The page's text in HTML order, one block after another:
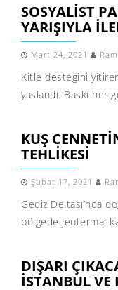
SOSYALIST
YARIŞIYLA
Mart 24, 2021
Kitle desteğini
yaslandı. Baskı her
KUŞ
TEHLIKESI
Şubat 17, 2021
Gediz Deltası’nda
bölgede jeotermal
DIŞARI
İSTANBUL VE